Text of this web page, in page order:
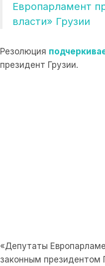
Европарламент
власти» Грузии
Резолюция
президент Грузии.
«Депутаты
законным президентом